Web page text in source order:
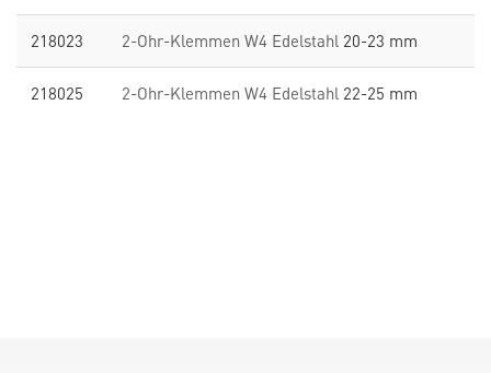
218023 2-Ohr-Klemmen W4 Edelstahl 20-23 mm
218025 2-Ohr-Klemmen W4 Edelstahl 22-25 mm